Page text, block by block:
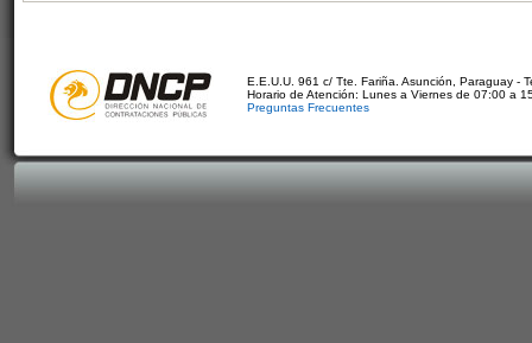
E.E.U.U. 961 c/ Tte. Fariña. Asunción, Paraguay -
Horario de Atención: Lunes a Viernes de 07:00 a
Preguntas Frecuentes